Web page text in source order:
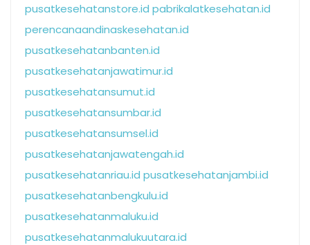
pusatkesehatanstore.id pabrikalatkesehatan.id
perencanaandinaskesehatan.id
pusatkesehatanbanten.id
pusatkesehatanjawatimur.id
pusatkesehatansumut.id
pusatkesehatansumbar.id
pusatkesehatansumsel.id
pusatkesehatanjawatengah.id
pusatkesehatanriau.id pusatkesehatanjambi.id
pusatkesehatanbengkulu.id
pusatkesehatanmaluku.id
pusatkesehatanmalukuutara.id